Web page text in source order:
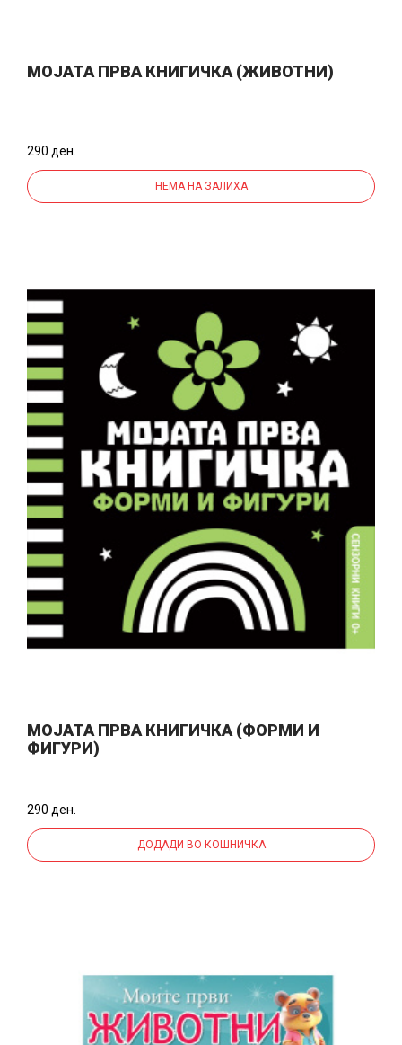
МОЈАТА ПРВА КНИГИЧКА (ЖИВОТНИ)
290 ден.
НЕМА НА ЗАЛИХА
МОЈАТА ПРВА КНИГИЧКА (ФОРМИ И
ФИГУРИ)
290 ден.
ДОДАДИ ВО КОШНИЧКА